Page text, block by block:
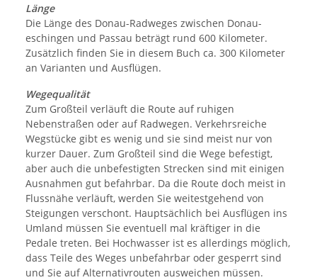
Länge
Die Länge des Donau-Radweges zwischen Donau­
eschingen und Passau beträgt rund 600 Kilometer.
Zusätzlich finden Sie in diesem Buch ca. 300 Kilometer
an Varianten und Ausflügen.
Wegequalität
Zum Großteil verläuft die Route auf ruhigen
Nebenstraßen oder auf Radwegen. Verkehrsreiche
Wegstücke gibt es wenig und sie sind meist nur von
kurzer Dauer. Zum Großteil sind die Wege befestigt,
aber auch die unbefestigten Strecken sind mit einigen
Ausnahmen gut befahrbar. Da die Route doch meist in
Flussnähe verläuft, werden Sie weitestgehend von
Steigungen verschont. Hauptsächlich bei Ausflügen ins
Umland müssen Sie eventuell mal kräftiger in die
Pedale treten. Bei Hochwasser ist es allerdings möglich,
dass Teile des Weges unbefahrbar oder gesperrt sind
und Sie auf Alternativrouten ausweichen müssen.